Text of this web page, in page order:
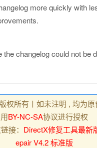
more quickly with
the changelog could not be
权所有丨如未注明 , 均为
用BY-NC-SA协议进行授权
接： DirectX修复工具最新
epair V4.2 标准版